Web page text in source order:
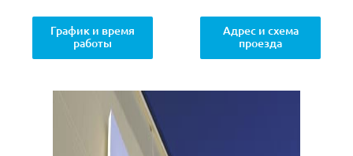
График и время
работы
Адрес и схема
проезда